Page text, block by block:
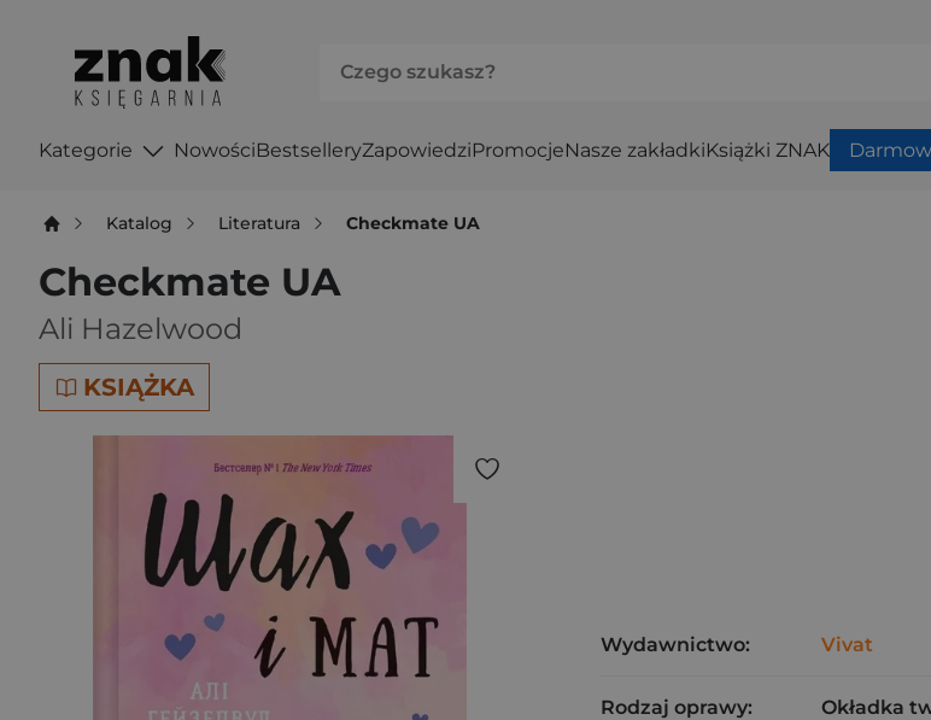
Kategorie NowościBestselleryZapowiedziPromocjeNasze zakładkiKsiążki ZNAK
Katalog Literatura Checkmate UA
Checkmate UA
Ali Hazelwood
KSIĄŻKA
Wydawnictwo: Vivat
Rodzaj oprawy: Okładka